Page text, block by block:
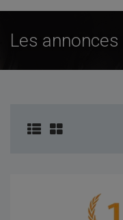
Les annonces